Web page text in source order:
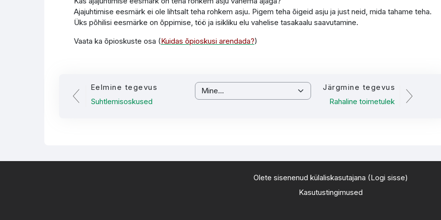
Ajajuhtimise eesmärk ei ole lihtsalt teha rohkem asju. Pigem teha õigeid asju ja just neid, mida tahame teha.
Üks põhilisi eesmärke on õppimise, töö ja isikliku elu vahelise tasakaalu saavutamine.
Vaata ka õpioskuste osa (Kuidas õpioskusi arendada?)
Eelmine tegevus
Suhtlemisoskused
Mine...
Järgmine tegevus
Rahaline toimetulek
Olete sisenenud külaliskasutajana (Logi sisse)
Kasutustingimused